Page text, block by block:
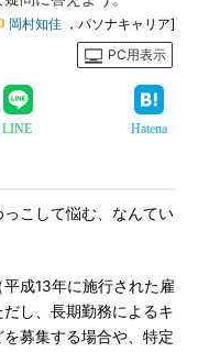
岡村知佳 ，パソナキャリア]
PC用表示
LINE Hatena
こして悩む、なんてい
成13年に施行された雇
し、長期勤務によるキ
募集する場合や、特定